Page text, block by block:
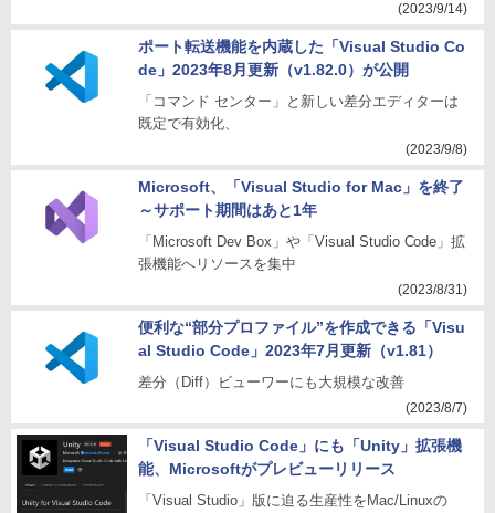
(2023/9/14)
ポート転送機能を内蔵した「Visual Studio Co
de」2023年8月更新（v1.82.0）が公開
「コマンド センター」と新しい差分エディターは
既定で有効化、
(2023/9/8)
Microsoft、「Visual Studio for Mac」を終了
～サポート期間はあと1年
「Microsoft Dev Box」や「Visual Studio Code」拡
張機能へリソースを集中
(2023/8/31)
便利な“部分プロファイル”を作成できる「Visu
al Studio Code」2023年7月更新（v1.81）
差分（Diff）ビューワーにも大規模な改善
(2023/8/7)
「Visual Studio Code」にも「Unity」拡張機
能、Microsoftがプレビューリリース
「Visual Studio」版に迫る生産性をMac/Linuxの